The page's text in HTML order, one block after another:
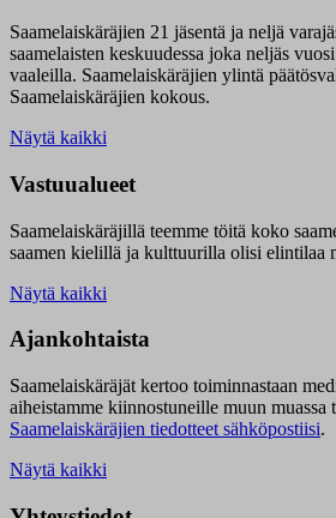
Saamelaiskäräjien 21 jäsentä ja neljä
saamelaisten keskuudessa joka neljäs
vaaleilla. Saamelaiskäräjien ylintä
Saamelaiskäräjien kokous.
Näytä kaikki
Vastuualueet
Saamelaiskäräjillä teemme töitä koko
saamen kielillä ja kulttuurilla olisi elintilaa
Näytä kaikki
Ajankohtaista
Saamelaiskäräjät kertoo toiminnastaan
aiheistamme kiinnostuneille muun muassa
Saamelaiskäräjien tiedotteet sähköpostiisi.
Näytä kaikki